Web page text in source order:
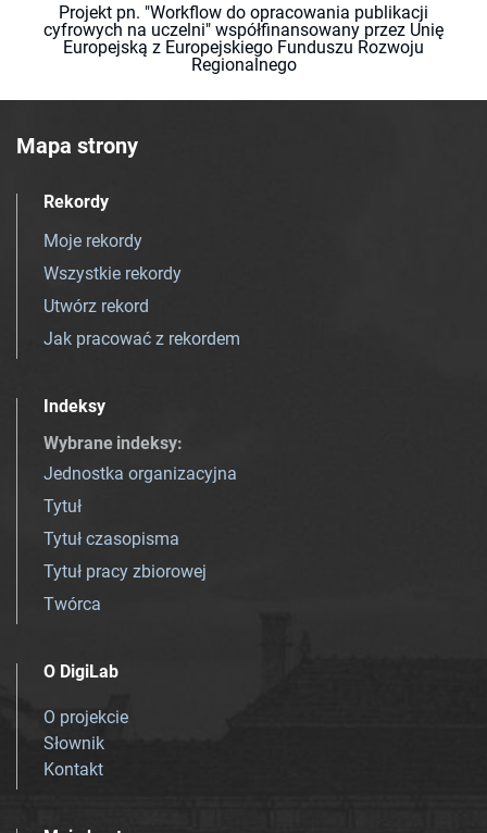
Projekt pn. "Workflow do opracowania publikacji
cyfrowych na uczelni" współfinansowany przez Unię
Europejską z Europejskiego Funduszu Rozwoju
Regionalnego
Mapa strony
Rekordy
Moje rekordy
Wszystkie rekordy
Utwórz rekord
Jak pracować z rekordem
Indeksy
Wybrane indeksy:
Jednostka organizacyjna
Tytuł
Tytuł czasopisma
Tytuł pracy zbiorowej
Twórca
O DigiLab
O projekcie
Słownik
Kontakt